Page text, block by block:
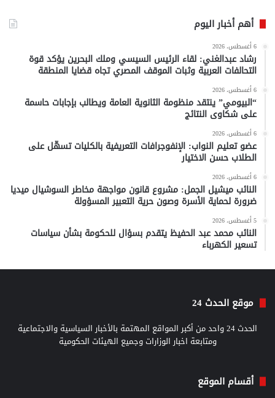
أهم أخبار اليوم
6 أغسطس، 2026
رشاد عبدالغني: لقاء الرئيس السيسي وملك البحرين يؤكد قوة
التحالفات العربية وثبات الموقف المصري تجاه قضايا المنطقة
6 أغسطس، 2026
“البيومي” ينتقد منظومة الثانوية العامة ويطالب بإجابات حاسمة
على شكاوى النتائج
6 أغسطس، 2026
عضو تعليم النواب: الإنفوجرافات التعريفية بالكليات تسهّل على
الطلاب حسن الاختيار
6 أغسطس، 2026
النائب ميشيل الجمل: مشروع قانون مواجهة مخاطر السوشيال ميديا
ضرورة لحماية الأسرة وصون حرية التعبير المسؤولة
5 أغسطس، 2026
النائب محمد عبد الحفيظ يتقدم بسؤال للحكومة بشأن سياسات
تسعير الكهرباء
موقع الحدث 24
الحدث 24 واحد من أكبر المواقع المهتمة بالأخبار السياسية والاجتماعية
ومتابعة اخبار الوزارات وجميع الهيئات الحكومية
أقسام الموقع